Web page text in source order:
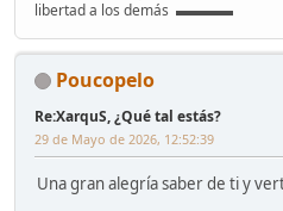
libertad a los demás ▬▬▬▬
Poucopelo
Re:XarquS, ¿Qué tal estás?
29 de Mayo de 2026, 12:52:39
Una gran alegría saber de ti y